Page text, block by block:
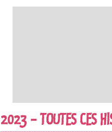
2023 - TOUTES CES